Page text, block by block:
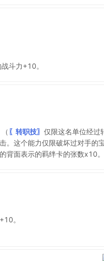
斗力+10。
〖转职技〗 仅限这名单位经过
这个能力仅限破坏过对手的
背面表示的羁绊卡的张数x10。
。